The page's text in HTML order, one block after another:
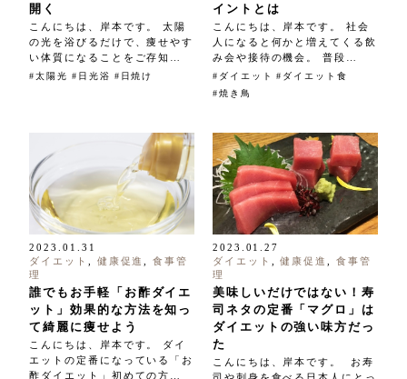
開く
こんにちは、岸本です。 太陽
の光を浴びるだけで、痩せやす
い体質になることをご存知…
太陽光 日光浴 日焼け
イントとは
こんにちは、岸本です。 社会
人になると何かと増えてくる飲
み会や接待の機会。 普段…
ダイエット
ダイエット食
焼き鳥
2023.01.31
ダイエット
健康促進 ,食事管
理
誰でもお手軽「お酢ダイエ
ット」効果的な方法を知っ
て綺麗に痩せよう
こんにちは、岸本です。 ダイ
エットの定番になっている「お
酢ダイエット」初めての方…
2023.01.27
ダイエット
,健康促進
食事管
理
美味しいだけではない！寿
司ネタの定番「マグロ」は
ダイエットの強い味方だっ
た
こんにちは、岸本です。 お寿